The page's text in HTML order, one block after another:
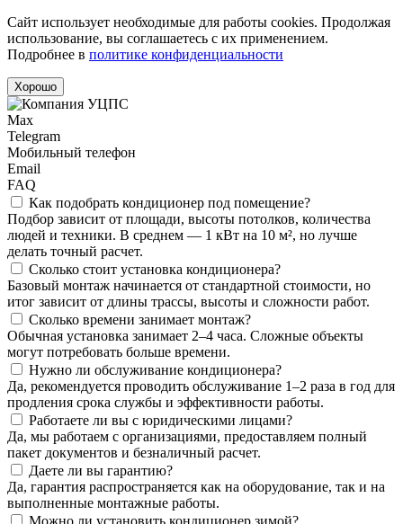
Сайт использует необходимые для работы cookies. Продолжая
использование, вы соглашаетесь с их применением.
Подробнее в политике конфиденциальности
Хорошо
Max
Telegram
Мобильный телефон
Email
FAQ
Как подобрать кондиционер под помещение?
Подбор зависит от площади, высоты потолков, количества
людей и техники. В среднем — 1 кВт на 10 м², но лучше
делать точный расчет.
Сколько стоит установка кондиционера?
Базовый монтаж начинается от стандартной стоимости, но
итог зависит от длины трассы, высоты и сложности работ.
Сколько времени занимает монтаж?
Обычная установка занимает 2–4 часа. Сложные объекты
могут потребовать больше времени.
Нужно ли обслуживание кондиционера?
Да, рекомендуется проводить обслуживание 1–2 раза в год для
продления срока службы и эффективности работы.
Работаете ли вы с юридическими лицами?
Да, мы работаем с организациями, предоставляем полный
пакет документов и безналичный расчет.
Даете ли вы гарантию?
Да, гарантия распространяется как на оборудование, так и на
выполненные монтажные работы.
Можно ли установить кондиционер зимой?